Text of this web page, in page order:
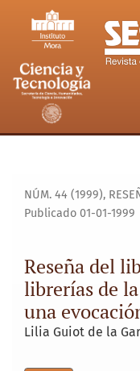
Reseña del libro:
NÚM. 44 (1999),
Reseña del
librerías de
una
Publicado 01-01-1999
Lilia Guiot de la